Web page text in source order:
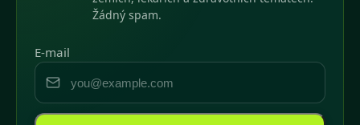
Žádný spam.
E-mail